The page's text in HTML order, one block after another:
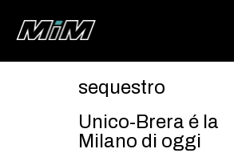
ABOUT
sequestro
Unico-Brera é la
Milano di oggi